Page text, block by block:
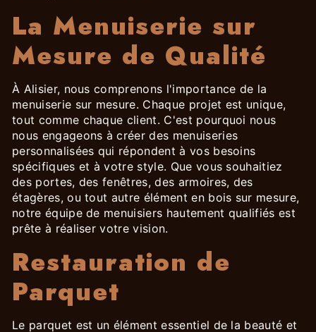
La Menuiserie sur
Mesure de Qualité
À Alisier, nous comprenons l'importance de la
menuiserie sur mesure. Chaque projet est unique,
tout comme chaque client. C'est pourquoi nous
nous engageons à créer des menuiseries
personnalisées qui répondent à vos besoins
spécifiques et à votre style. Que vous souhaitiez
des portes, des fenêtres, des armoires, des
étagères, ou tout autre élément en bois sur mesure,
notre équipe de menuisiers hautement qualifiés est
prête à réaliser votre vision.
Restauration de
Parquet
Le parquet est un élément essentiel de la beauté et